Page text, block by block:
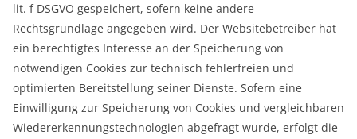
lit. f DSGVO gespeichert, sofern keine andere
Rechtsgrundlage angegeben wird. Der Websitebetreiber hat
ein berechtigtes Interesse an der Speicherung von
notwendigen Cookies zur technisch fehlerfreien und
optimierten Bereitstellung seiner Dienste. Sofern eine
Einwilligung zur Speicherung von Cookies und vergleichbaren
Wiedererkennungstechnologien abgefragt wurde, erfolgt die